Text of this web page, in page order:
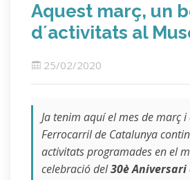
Aquest març, un
d´activitats al
25/02/2020
Ja tenim aquí el mes de març
Ferrocarril de Catalunya
activitats programades en el
celebració del30è Aniversari